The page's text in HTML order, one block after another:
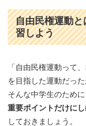
自由民権運動
習しよう
「自由民権運動って
を目指した運動だっ
そんな中学生のため
重要ポイントだけに
しておきましょう。